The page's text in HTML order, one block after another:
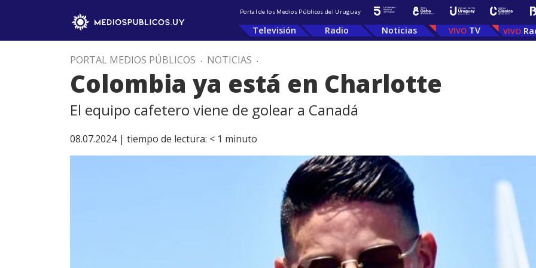
Portal de los Medios Públicos del Uruguay
Televisión Radio Noticias TV
PORTAL MEDIOS PÚBLICOS . NOTICIAS .
Colombia ya está en Charlotte
El equipo cafetero viene de golear a Canadá
08.07.2024 | tiempo de lectura: < 1 minuto